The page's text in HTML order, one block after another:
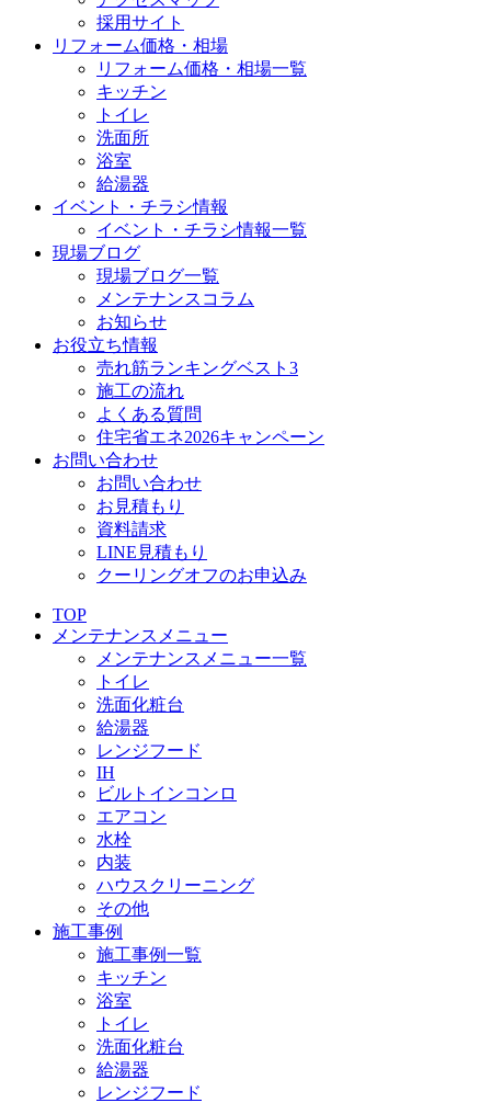
採用サイト
リフォーム価格・相場
リフォーム価格・相場一覧
キッチン
トイレ
洗面所
浴室
給湯器
イベント・チラシ情報
イベント・チラシ情報一覧
現場ブログ
現場ブログ一覧
メンテナンスコラム
お知らせ
お役立ち情報
売れ筋ランキングベスト3
施工の流れ
よくある質問
住宅省エネ2026キャンペーン
お問い合わせ
お問い合わせ
お見積もり
資料請求
LINE見積もり
クーリングオフのお申込み
TOP
メンテナンスメニュー
メンテナンスメニュー一覧
トイレ
洗面化粧台
給湯器
レンジフード
IH
ビルトインコンロ
エアコン
水栓
内装
ハウスクリーニング
その他
施工事例
施工事例一覧
キッチン
浴室
トイレ
洗面化粧台
給湯器
レンジフード